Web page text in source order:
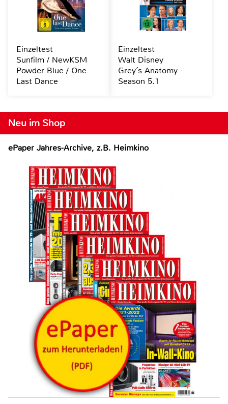
Neu im Shop
ePaper Jahres-Archive, z.B. Heimkino
Einzeltest
Sunfilm / NewKSM
Powder Blue / One
Last Dance
Einzeltest
Walt Disney
Grey´s Anatomy -
Season 5.1